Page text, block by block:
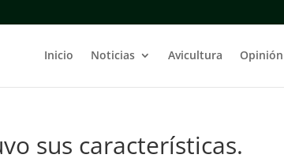
Inicio Noticias Avicultura Opinión
sus características.